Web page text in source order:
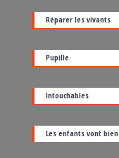
date
de
sortie
Réparer les vivants
Pupille
Intouchables
Les enfants vont bien